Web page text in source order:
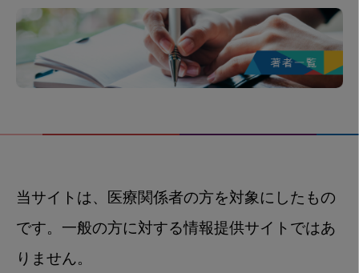
当サイトは、医療関係者の方を対象にしたもの
です。一般の方に対する情報提供サイトではあ
りません。